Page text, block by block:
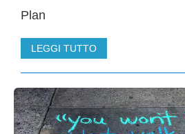
Plan
LEGGI TUTTO